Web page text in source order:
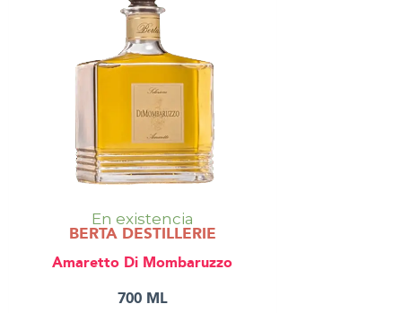
En existencia
BERTA DESTILLERIE
Amaretto Di Mombaruzzo
700 ML